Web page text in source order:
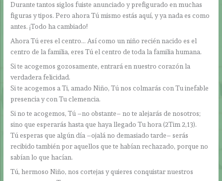
Durante tantos siglos fuiste anunciado y prefigurado en muchas
figuras y tipos. Pero ahora Tú mismo estás aquí, y ya nada es como
antes. ¡Todo ha cambiado!
Ahora Tú eres el centro… Así como un niño recién nacido es el
centro de la familia, eres Tú el centro de toda la familia humana.
Si te acogemos gozosamente, entrará en nuestro corazón la
verdadera felicidad.
Si te acogemos a Ti, amado Niño, Tú nos colmarás con Tu inefable
presencia y con Tu clemencia.
Si no te acogemos, Tú –no obstante– no te alejarás de nosotros;
sino que esperarás hasta que haya llegado Tu hora (2Tim 2,13).
Tú esperas que algún día –ojalá no demasiado tarde– serás
recibido también por aquellos que te habían rechazado, porque no
sabían lo que hacían.
Tú, hermoso Niño, nos cortejas y quieres conquistar nuestros